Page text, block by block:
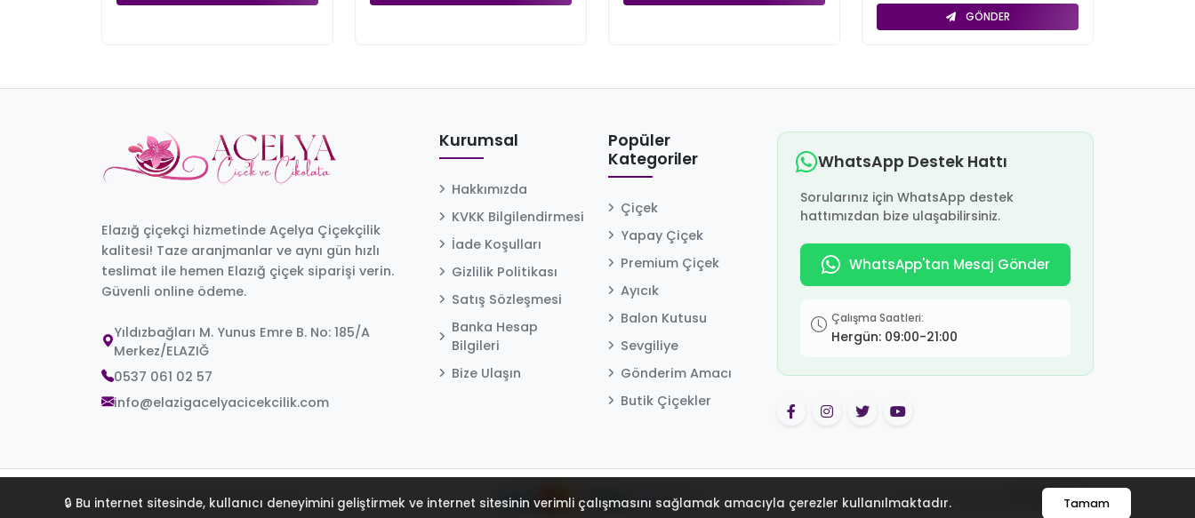
GÖNDER
Elazığ çiçekçi hizmetinde Açelya Çiçekçilik
kalitesi! Taze aranjmanlar ve aynı gün hızlı
teslimat ile hemen Elazığ çiçek siparişi verin.
Güvenli online ödeme.
Yıldızbağları M. Yunus Emre B. No: 185/A
Merkez/ELAZIĞ
0537 061 02 57
info@elazigacelyacicekcilik.com
Kurumsal
Hakkımızda
KVKK Bilgilendirmesi
İade Koşulları
Gizlilik Politikası
Satış Sözleşmesi
Banka Hesap
Bilgileri
Bize Ulaşın
Popüler
Kategoriler
Çiçek
Yapay Çiçek
Premium Çiçek
Ayıcık
Balon Kutusu
Sevgiliye
Gönderim Amacı
Butik Çiçekler
WhatsApp Destek Hattı
Sorularınız için WhatsApp destek
hattımızdan bize ulaşabilirsiniz.
WhatsApp'tan Mesaj Gönder
Çalışma Saatleri:
Hergün: 09:00-21:00
© 2026 Elazığ Açelya Çiçekçilik. Made with
🔒 Bu internet sitesinde, kullanıcı deneyimini geliştirmek ve internet sitesinin verimli çalışmasını sağlamak amacıyla çerezler kullanılmaktadır. Tamam